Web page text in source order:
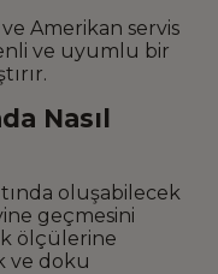
Amerikan servis
ve uyumlu bir
Nasıl
oluşabilecek
geçmesini
ölçülerine
ve doku